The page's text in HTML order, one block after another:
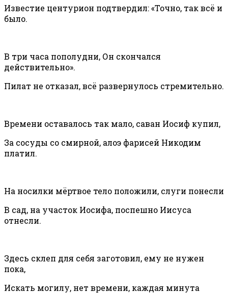
Известие центурион подтвердил: «Точно, так всё и
было.
В три часа пополудни, Он скончался
действительно».
Пилат не отказал, всё развернулось стремительно.
Времени оставалось так мало, саван Иосиф купил,
За сосуды со смирной, алоэ фарисей Никодим
платил.
На носилки мёртвое тело положили, слуги понесли
В сад, на участок Иосифа, поспешно Иисуса
отнесли.
Здесь склеп для себя заготовил, ему не нужен
пока,
Искать могилу, нет времени, каждая минута